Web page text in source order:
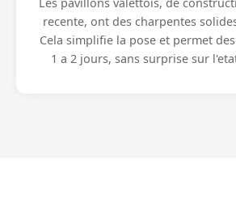
recente, ont des charpentes
Cela simplifie la pose et permet
1 a 2 jours, sans surprise sur